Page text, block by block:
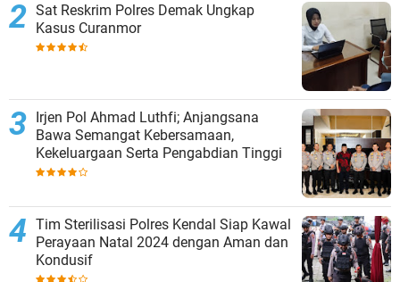
Sat Reskrim Polres Demak Ungkap
Kasus Curanmor
Irjen Pol Ahmad Luthfi; Anjangsana
Bawa Semangat Kebersamaan,
Kekeluargaan Serta Pengabdian Tinggi
Tim Sterilisasi Polres Kendal Siap Kawal
Perayaan Natal 2024 dengan Aman dan
Kondusif